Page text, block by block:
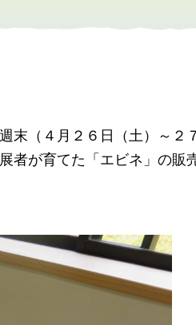
末（４月２６日（土）～２
者が育てた「エビネ」の販